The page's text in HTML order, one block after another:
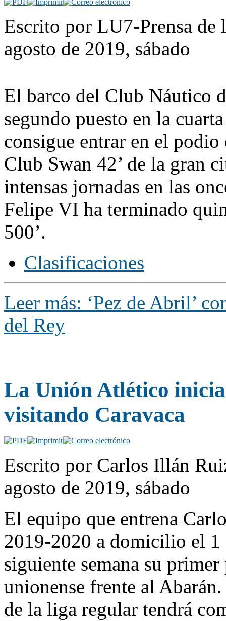
Escrito por LU7-Prensa de
agosto de 2019, sábado
El barco del Club Náutico
segundo puesto en la
consigue entrar en el podio
Club Swan 42’ de la gran
intensas jornadas en las
Felipe VI ha terminado
500’.
Clasificaciones
Leer más: ‘Pez de Abril’
del Rey
La Unión Atlético
visitando Caravaca
Escrito por Carlos Illán
agosto de 2019, sábado
El equipo que entrena
2019-2020 a domicilio el 1
siguiente semana su
unionense frente al
de la liga regular tendrá